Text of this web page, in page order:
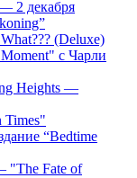
2 декабря
(Deluxe)
с Чарли
Heights —
Times"
“Bedtime
"The Fate of